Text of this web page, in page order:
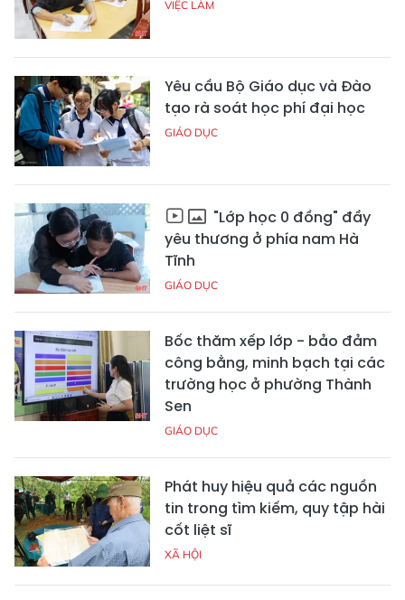
VIỆC LÀM
Yêu cầu Bộ Giáo dục và Đào
tạo rà soát học phí đại học
GIÁO DỤC
"Lớp học 0 đồng" đầy
yêu thương ở phía nam Hà
Tĩnh
GIÁO DỤC
Bốc thăm xếp lớp - bảo đảm
công bằng, minh bạch tại các
trường học ở phường Thành
Sen
GIÁO DỤC
Phát huy hiệu quả các nguồn
tin trong tìm kiếm, quy tập hài
cốt liệt sĩ
XÃ HỘI